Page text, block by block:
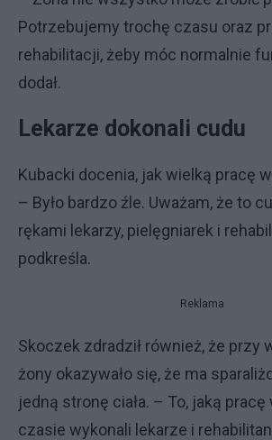
Potrzebujemy trochę czasu oraz
rehabilitacji, żeby móc normalnie
dodał.
Lekarze dokonali cudu
Kubacki docenia, jak wielką pracę
– Było bardzo źle. Uważam, że to
rękami lekarzy, pielęgniarek i
podkreśla.
Reklama
Skoczek zdradził również, że przy
żony okazywało się, że ma
jedną stronę ciała. – To, jaką
czasie wykonali lekarze i